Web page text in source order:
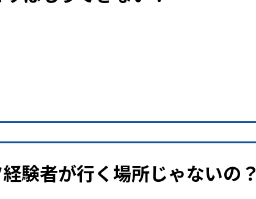
験者が行く場所じゃないの？